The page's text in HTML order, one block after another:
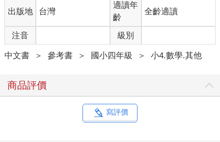
出版地 台灣
適讀年
齡
全齡適讀
注音 級別
中文書 ＞ 參考書 ＞ 國小四年級 ＞ 小4.數學.其他
商品評價
寫評價